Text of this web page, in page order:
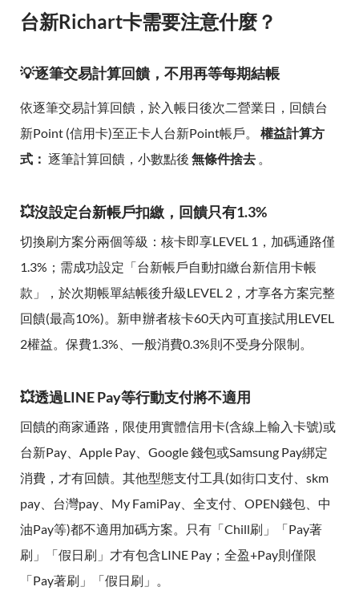
台新Richart卡需要注意什麼？
💡逐筆交易計算回饋，不用再等每期結帳
依逐筆交易計算回饋，於入帳日後次二營業日，回饋台
新Point (信用卡)至正卡人台新Point帳戶。 權益計算方
式： 逐筆計算回饋，小數點後 無條件捨去 。
💥沒設定台新帳戶扣繳，回饋只有1.3%
切換刷方案分兩個等級：核卡即享LEVEL 1，加碼通路僅
1.3%；需成功設定「台新帳戶自動扣繳台新信用卡帳
款」，於次期帳單結帳後升級LEVEL 2，才享各方案完整
回饋(最高10%)。新申辦者核卡60天內可直接試用LEVEL
2權益。保費1.3%、一般消費0.3%則不受身分限制。
💥透過LINE Pay等行動支付將不適用
回饋的商家通路，限使用實體信用卡(含線上輸入卡號)或
台新Pay、Apple Pay、Google 錢包或Samsung Pay綁定
消費，才有回饋。其他型態支付工具(如街口支付、skm
pay、台灣pay、My FamiPay、全支付、OPEN錢包、中
油Pay等)都不適用加碼方案。只有「Chill刷」「Pay著
刷」「假日刷」才有包含LINE Pay；全盈+Pay則僅限
「Pay著刷」「假日刷」。